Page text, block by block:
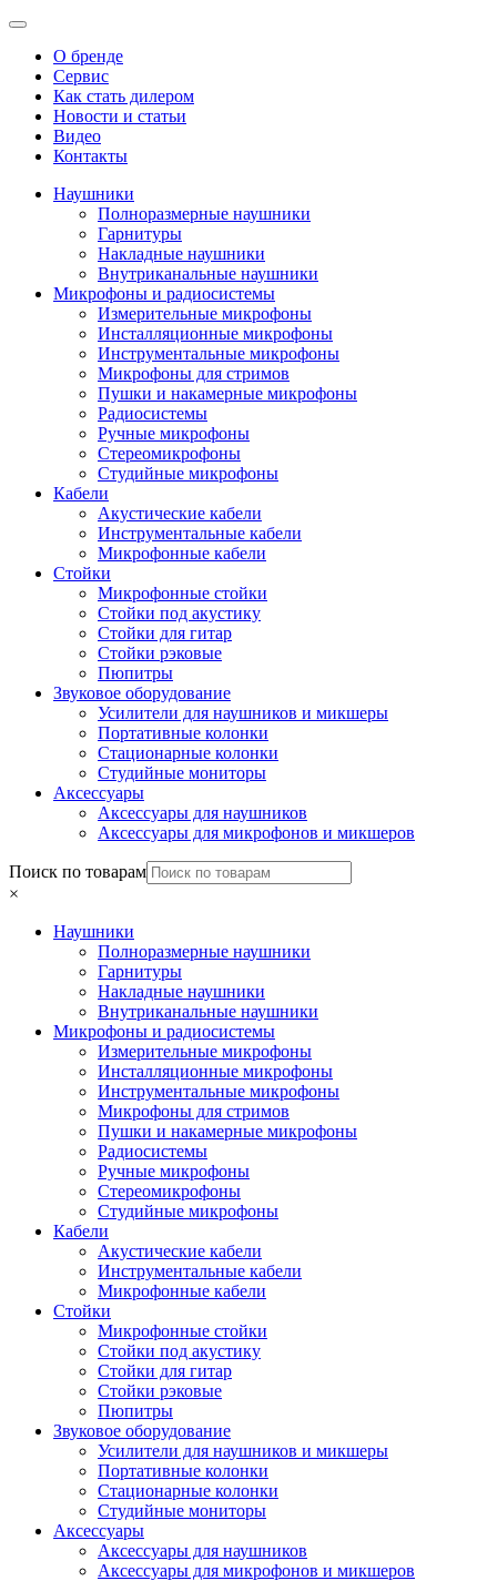
О бренде
Сервис
Как стать дилером
Новости и статьи
Видео
Контакты
Наушники
Полноразмерные наушники
Гарнитуры
Накладные наушники
Внутриканальные наушники
Микрофоны и радиосистемы
Измерительные микрофоны
Инсталляционные микрофоны
Инструментальные микрофоны
Микрофоны для стримов
Пушки и накамерные микрофоны
Радиосистемы
Ручные микрофоны
Стереомикрофоны
Студийные микрофоны
Кабели
Акустические кабели
Инструментальные кабели
Микрофонные кабели
Стойки
Микрофонные стойки
Стойки под акустику
Стойки для гитар
Стойки рэковые
Пюпитры
Звуковое оборудование
Усилители для наушников и микшеры
Портативные колонки
Стационарные колонки
Студийные мониторы
Аксессуары
Аксессуары для наушников
Аксессуары для микрофонов и микшеров
Поиск по товарам
×
Наушники
Полноразмерные наушники
Гарнитуры
Накладные наушники
Внутриканальные наушники
Микрофоны и радиосистемы
Измерительные микрофоны
Инсталляционные микрофоны
Инструментальные микрофоны
Микрофоны для стримов
Пушки и накамерные микрофоны
Радиосистемы
Ручные микрофоны
Стереомикрофоны
Студийные микрофоны
Кабели
Акустические кабели
Инструментальные кабели
Микрофонные кабели
Стойки
Микрофонные стойки
Стойки под акустику
Стойки для гитар
Стойки рэковые
Пюпитры
Звуковое оборудование
Усилители для наушников и микшеры
Портативные колонки
Стационарные колонки
Студийные мониторы
Аксессуары
Аксессуары для наушников
Аксессуары для микрофонов и микшеров